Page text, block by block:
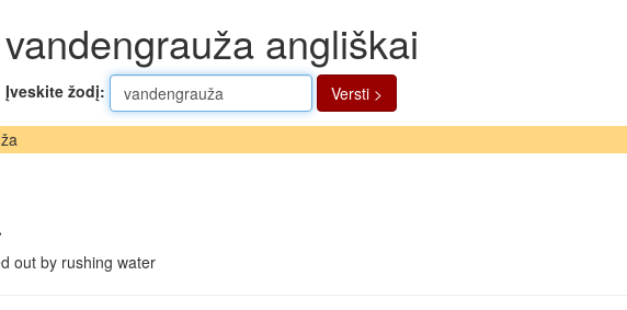
vandengrauža angliškai
Įveskite žodį: Versti >
out by rushing water